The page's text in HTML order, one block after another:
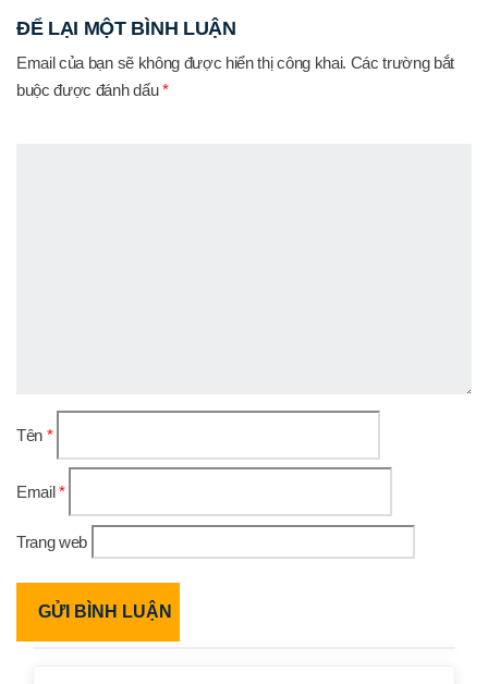
ĐỂ LẠI MỘT BÌNH LUẬN
Email của bạn sẽ không được hiển thị công khai. Các trường bắt
buộc được đánh dấu*
Tên *
Email*
Trang web